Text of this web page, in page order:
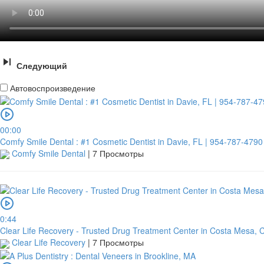
Следующий
Автовоспроизведение
00:00
Comfy Smile Dental : #1 Cosmetic Dentist in Davie, FL | 954-787-4790
Comfy Smile Dental | 7 Просмотры
0:44
Clear Life Recovery - Trusted Drug Treatment Center in Costa Mesa,
Clear Life Recovery | 7 Просмотры